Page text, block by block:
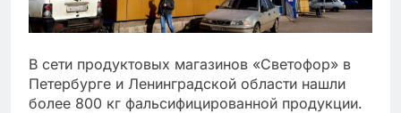
В сети продуктовых магазинов «Светофор» в
Петербурге и Ленинградской области нашли
более 800 кг фальсифицированной продукции.